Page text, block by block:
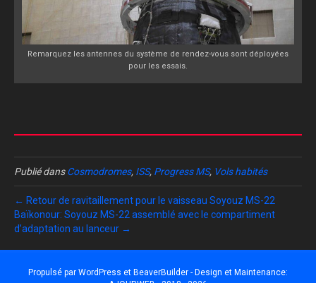
Remarquez les antennes du système de rendez-vous sont déployées
pour les essais.
Publié dansCosmodromes, ISS, Progress MS, Vols habités
← Retour de ravitaillement pour le vaisseau Soyouz MS-22
Baïkonour: Soyouz MS-22 assemblé avec le compartiment
d’adaptation au lanceur →
Propulsé par WordPress et BeaverBuilder - Design et Maintenance: